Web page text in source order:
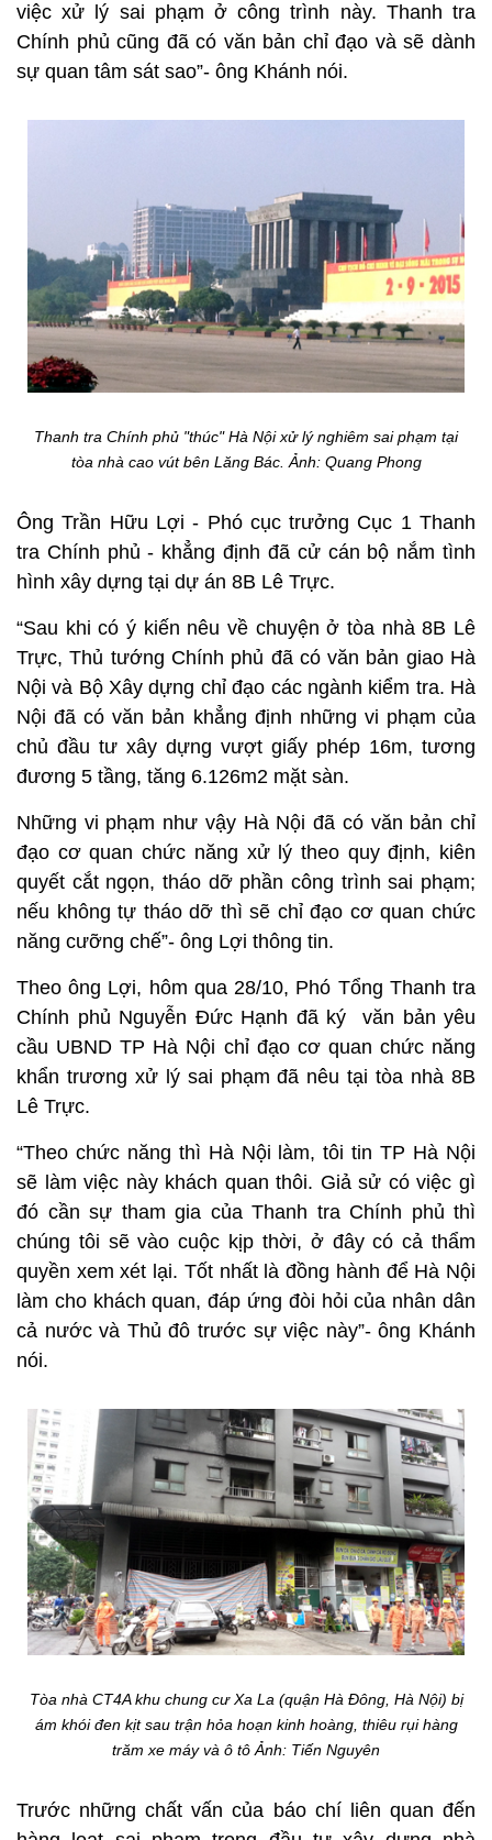
việc xử lý sai phạm ở công trình này. Thanh tra
Chính phủ cũng đã có văn bản chỉ đạo và sẽ dành
sự quan tâm sát sao”- ông Khánh nói.
Thanh tra Chính phủ "thúc" Hà Nội xử lý nghiêm sai phạm tại
tòa nhà cao vút bên Lăng Bác. Ảnh: Quang Phong
Ông Trần Hữu Lợi - Phó cục trưởng Cục 1 Thanh
tra Chính phủ - khẳng định đã cử cán bộ nắm tình
hình xây dựng tại dự án 8B Lê Trực.
“Sau khi có ý kiến nêu về chuyện ở tòa nhà 8B Lê
Trực, Thủ tướng Chính phủ đã có văn bản giao Hà
Nội và Bộ Xây dựng chỉ đạo các ngành kiểm tra. Hà
Nội đã có văn bản khẳng định những vi phạm của
chủ đầu tư xây dựng vượt giấy phép 16m, tương
đương 5 tầng, tăng 6.126m2 mặt sàn.
Những vi phạm như vậy Hà Nội đã có văn bản chỉ
đạo cơ quan chức năng xử lý theo quy định, kiên
quyết cắt ngọn, tháo dỡ phần công trình sai phạm;
nếu không tự tháo dỡ thì sẽ chỉ đạo cơ quan chức
năng cưỡng chế”- ông Lợi thông tin.
Theo ông Lợi, hôm qua 28/10, Phó Tổng Thanh tra
Chính phủ Nguyễn Đức Hạnh đã ký văn bản yêu
cầu UBND TP Hà Nội chỉ đạo cơ quan chức năng
khẩn trương xử lý sai phạm đã nêu tại tòa nhà 8B
Lê Trực.
“Theo chức năng thì Hà Nội làm, tôi tin TP Hà Nội
sẽ làm việc này khách quan thôi. Giả sử có việc gì
đó cần sự tham gia của Thanh tra Chính phủ thì
chúng tôi sẽ vào cuộc kịp thời, ở đây có cả thẩm
quyền xem xét lại. Tốt nhất là đồng hành để Hà Nội
làm cho khách quan, đáp ứng đòi hỏi của nhân dân
cả nước và Thủ đô trước sự việc này”- ông Khánh
nói.
Tòa nhà CT4A khu chung cư Xa La (quận Hà Đông, Hà Nội) bị
ám khói đen kịt sau trận hỏa hoạn kinh hoàng, thiêu rụi hàng
trăm xe máy và ô tô Ảnh: Tiến Nguyên
Trước những chất vấn của báo chí liên quan đến